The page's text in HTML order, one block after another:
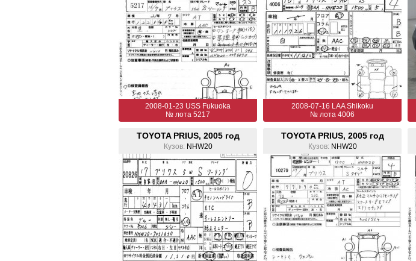
2008-01-23 USS Fukuoka
№ лота 5217
2008-07-16 LAA Shikoku
№ лота 4006
TOYOTA PRIUS, 2005 год
Кузов:NHW20
TOYOTA PRIUS, 2005 год
Кузов:NHW20